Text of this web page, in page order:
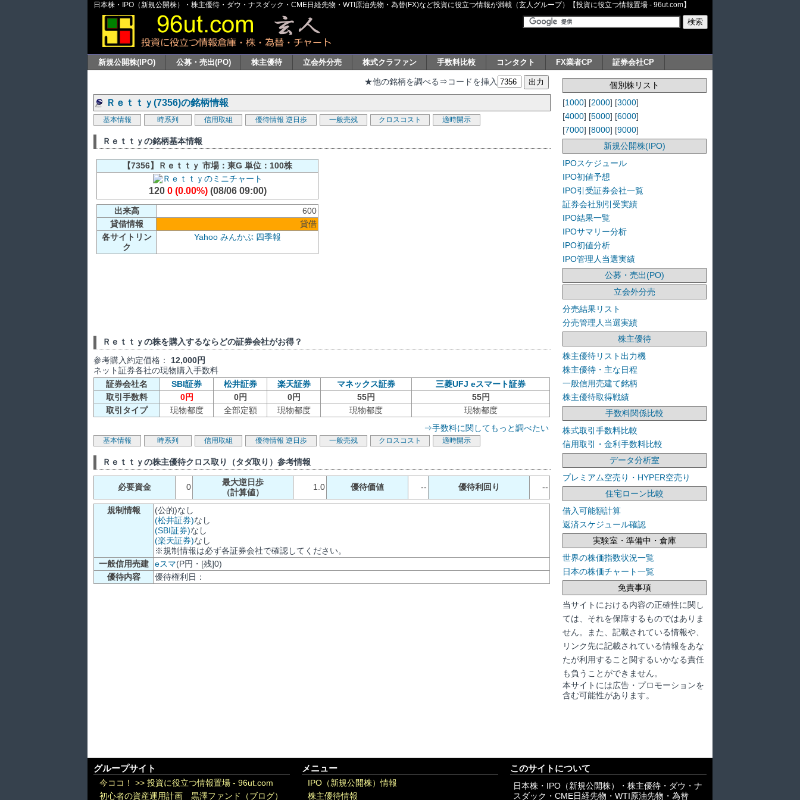
日本株・IPO（新規公開株）・株主優待・ダウ・ナスダック・CME日経先物・WTI原油先物・為替(FX)など投資に役立つ情報が満載（玄人グループ）【投資に役立つ情報置場 - 96ut.com】
新規公開株(IPO) 公募・売出(PO) 株主優待 立会外分売 株式クラファン 手数料比較 コンタクト FX業者CP 証券会社CP
★他の銘柄を調べる⇒コードを挿入
Ｒｅｔｔｙ(7356)の銘柄情報
基本情報 時系列 信用取組 優待情報 逆日歩 一般売残 クロスコスト 適時開示
Ｒｅｔｔｙの銘柄基本情報
【7356】Ｒｅｔｔｙ 市場：東G 単位：100株
120 0 (0.00%)(08/06 09:00)
出来高
600
貸借情報
貸借
各サイトリン
ク
Yahoo みんかぶ 四季報
Ｒｅｔｔｙの株を購入するならどの証券会社がお得？
参考購入約定価格： 12,000円
ネット証券各社の現物購入手数料
証券会社名
SBI証券 松井証券 楽天証券 マネックス証券
三菱UFJ eスマート証券
取引手数料
0円 0円 0円 55円
55円
取引タイプ
現物都度 全部定額 現物都度 現物都度
現物都度
⇒手数料に関してもっと調べたい
基本情報 時系列 信用取組 優待情報 逆日歩 一般売残 クロスコスト 適時開示
Ｒｅｔｔｙの株主優待クロス取り（タダ取り）参考情報
必要資金 0
最大逆日歩
（計算値）
1.0 優待価値 -- 優待利回り --
規制情報
(公的)なし
(松井証券)なし
(SBI証券)なし
(楽天証券)なし
※規制情報は必ず各証券会社で確認してください。
一般信用売建
eスマ(P円・[残]0)
優待内容
優待権利日：
個別株リスト
[1000] [2000] [3000]
[4000] [5000] [6000]
[7000] [8000] [9000]
新規公開株(IPO)
IPOスケジュール
IPO初値予想
IPO引受証券会社一覧
証券会社別引受実績
IPO結果一覧
IPOサマリー分析
IPO初値分析
IPO管理人当選実績
公募・売出(PO)
立会外分売
分売結果リスト
分売管理人当選実績
株主優待
株主優待リスト出力機
株主優待・主な日程
一般信用売建て銘柄
株主優待取得戦績
手数料関係比較
株式取引手数料比較
信用取引・金利手数料比較
データ分析室
プレミアム空売り・HYPER空売り
住宅ローン比較
借入可能額計算
返済スケジュール確認
実験室・準備中・倉庫
世界の株価指数状況一覧
日本の株価チャート一覧
免責事項
当サイトにおける内容の正確性に関し
ては、それを保障するものではありま
せん。また、記載されている情報や、
リンク先に記載されている情報をあな
たが利用すること関するいかなる責任
も負うことができません。
本サイトには広告・プロモーションを
含む可能性があります。
グループサイト
今ココ！ >> 投資に役立つ情報置場 - 96ut.com
初心者の資産運用計画 黒澤ファンド（ブログ）
メニュー
IPO（新規公開株）情報
株主優待情報
このサイトについて
日本株・IPO（新規公開株）・株主優待・ダウ・ナ
スダック・CME日経先物・WTI原油先物・為替